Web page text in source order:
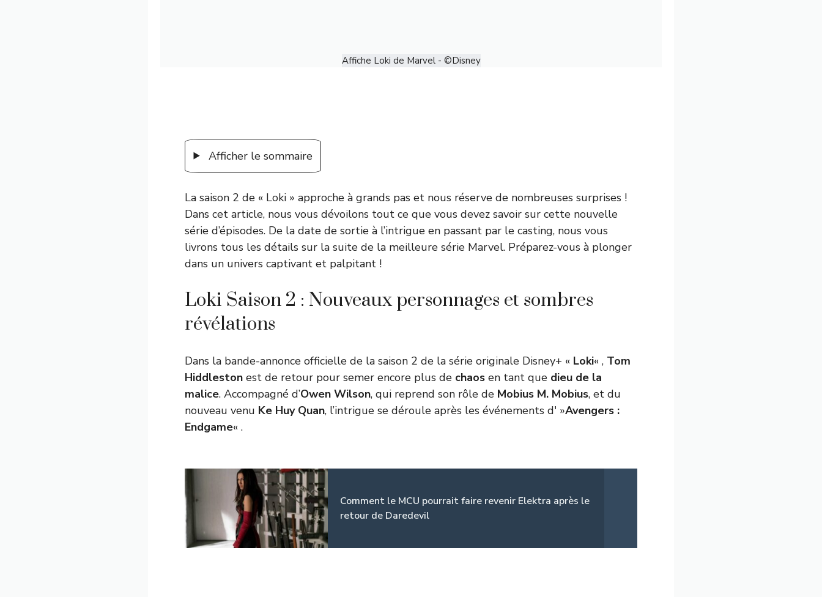
Affiche Loki de Marvel - ©Disney
Afficher le sommaire
La saison 2 de « Loki » approche à grands pas et nous réserve de nombreuses surprises !
Dans cet article, nous vous dévoilons tout ce que vous devez savoir sur cette nouvelle
série d’épisodes. De la date de sortie à l’intrigue en passant par le casting, nous vous
livrons tous les détails sur la suite de la meilleure série Marvel. Préparez-vous à plonger
dans un univers captivant et palpitant !
Loki Saison 2 : Nouveaux personnages et sombres
révélations
Dans la bande-annonce officielle de la saison 2 de la série originale Disney+ « Loki« , Tom
Hiddleston est de retour pour semer encore plus de chaos en tant que dieu de la
malice. Accompagné d’Owen Wilson, qui reprend son rôle de Mobius M. Mobius, et du
nouveau venu Ke Huy Quan, l’intrigue se déroule après les événements d' »Avengers :
Endgame« .
Comment le MCU pourrait faire revenir Elektra après le
retour de Daredevil